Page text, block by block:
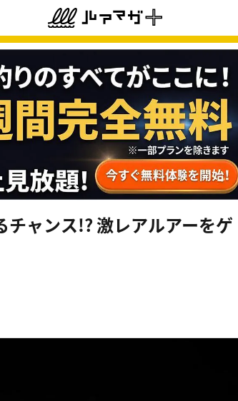
ャンス!? 激レアルアーをゲ